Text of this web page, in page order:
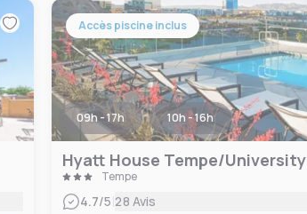
Accès piscine inclus
09h - 17h 10h - 16h
Hyatt House Tempe/University
Tempe
4.7/5|28 Avis